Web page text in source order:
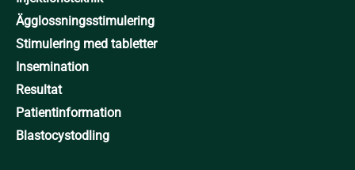
Ägglossningsstimulering
Stimulering med tabletter
Insemination
Resultat
Patientinformation
Blastocystodling